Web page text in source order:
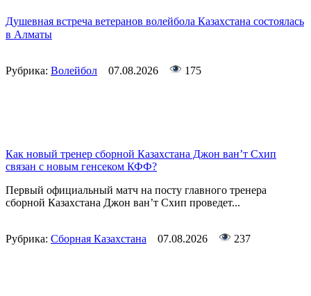
Душевная встреча ветеранов волейбола Казахстана состоялась
в Алматы
Рубрика: Волейбол 07.08.2026 175
Как новый тренер сборной Казахстана Джон ван’т Схип
связан с новым генсеком КФФ?
Первый официальный матч на посту главного тренера
сборной Казахстана Джон ван’т Схип проведет...
Рубрика: Сборная Казахстана 07.08.2026 237